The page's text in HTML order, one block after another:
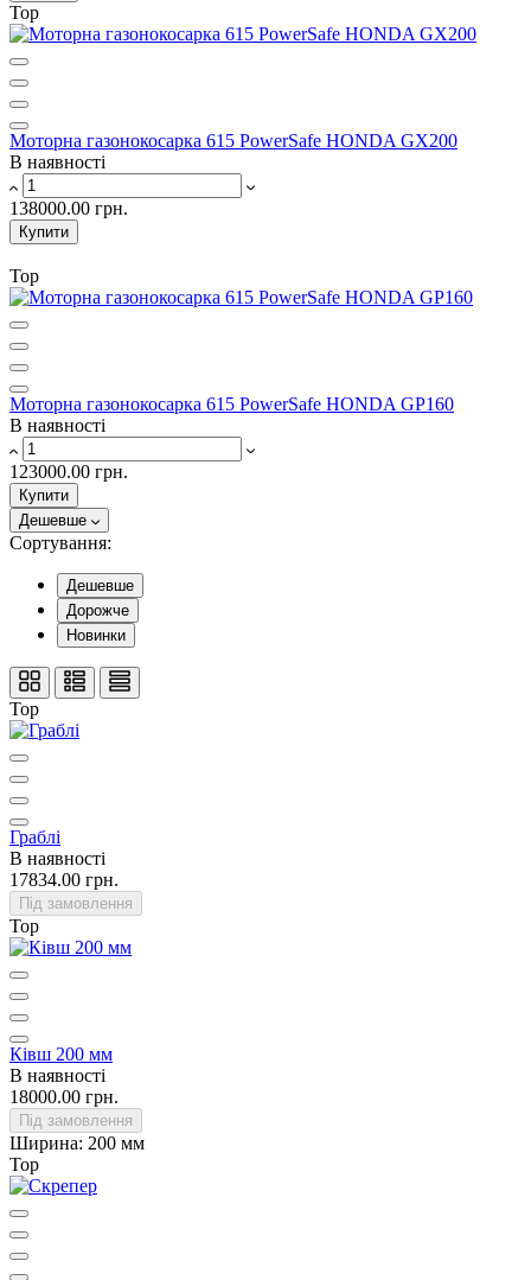
Top
Моторна газонокосарка 615 PowerSafe HONDA GX200
В наявності
138000.00 грн.
Купити
Top
Моторна газонокосарка 615 PowerSafe HONDA GP160
В наявності
123000.00 грн.
Купити
Дешевше
Сортування:
Дешевше
Дорожче
Новинки
Top
Граблі
В наявності
17834.00 грн.
Під замовлення
Top
Ківш 200 мм
В наявності
18000.00 грн.
Під замовлення
Ширина: 200 мм
Top